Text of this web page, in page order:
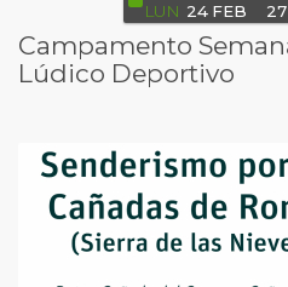
LUN 24 FEB 27
Campamento
Lúdico Deportivo